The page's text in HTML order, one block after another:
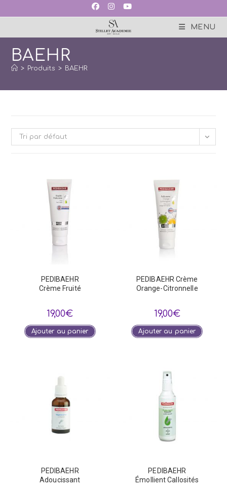
MENU
BAEHR
> Produits > BAEHR
Tri par défaut
PEDIBAEHR
Crème Fruité
19,00€
Ajouter au panier
PEDIBAEHR Crème
Orange-Citronnelle
19,00€
Ajouter au panier
PEDIBAEHR
Adoucissant
PEDIBAEHR
Émollient Callosités